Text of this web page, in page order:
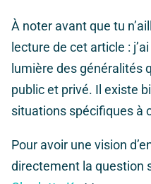
À noter avant que tu
lecture de cet article :
lumière des généralités
public et privé. Il existe
situations spécifiques à
Pour avoir une vision
directement la question